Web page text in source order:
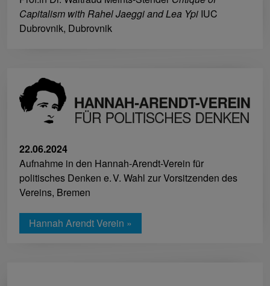
Capitalism with Rahel Jaeggi and Lea Ypi IUC
Dubrovnik, Dubrovnik
22.06.2024
Aufnahme in den Hannah-Arendt-Verein für
politisches Denken e. V. Wahl zur Vorsitzenden des
Vereins, Bremen
Hannah Arendt Verein »